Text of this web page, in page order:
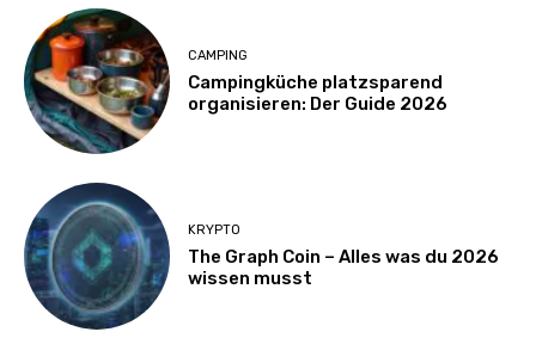
CAMPING
Campingküche platzsparend
organisieren: Der Guide 2026
KRYPTO
The Graph Coin – Alles was du 2026
wissen musst